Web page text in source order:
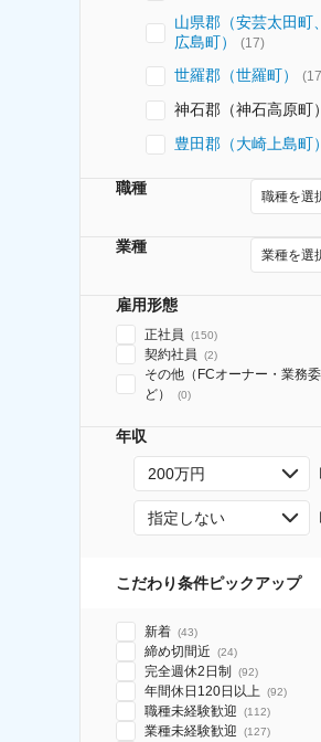
山県郡（安芸太田町
広島町）
(17)
世羅郡（世羅町） (17
神石郡（神石高原町）
豊田郡（大崎上島町）
職種 職種を選
業種 業種を選
雇用形態
正社員 (150)
契約社員 (2)
その他（FCオーナー・業務
ど）
(0)
年収
200万円
指定しない
こだわり条件ピックアップ
新着 (43)
締め切間近 (24)
完全週休2日制 (92)
年間休日120日以上 (92)
職種未経験歓迎 (112)
業種未経験歓迎 (127)